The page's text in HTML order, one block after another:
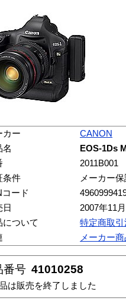
カー
CANON
名
EOS-1Ds
2011B001
条件
メーカー
ード
日
2007年11
について
特定商取
メーカー
番号 41010258
は販売を終了しました